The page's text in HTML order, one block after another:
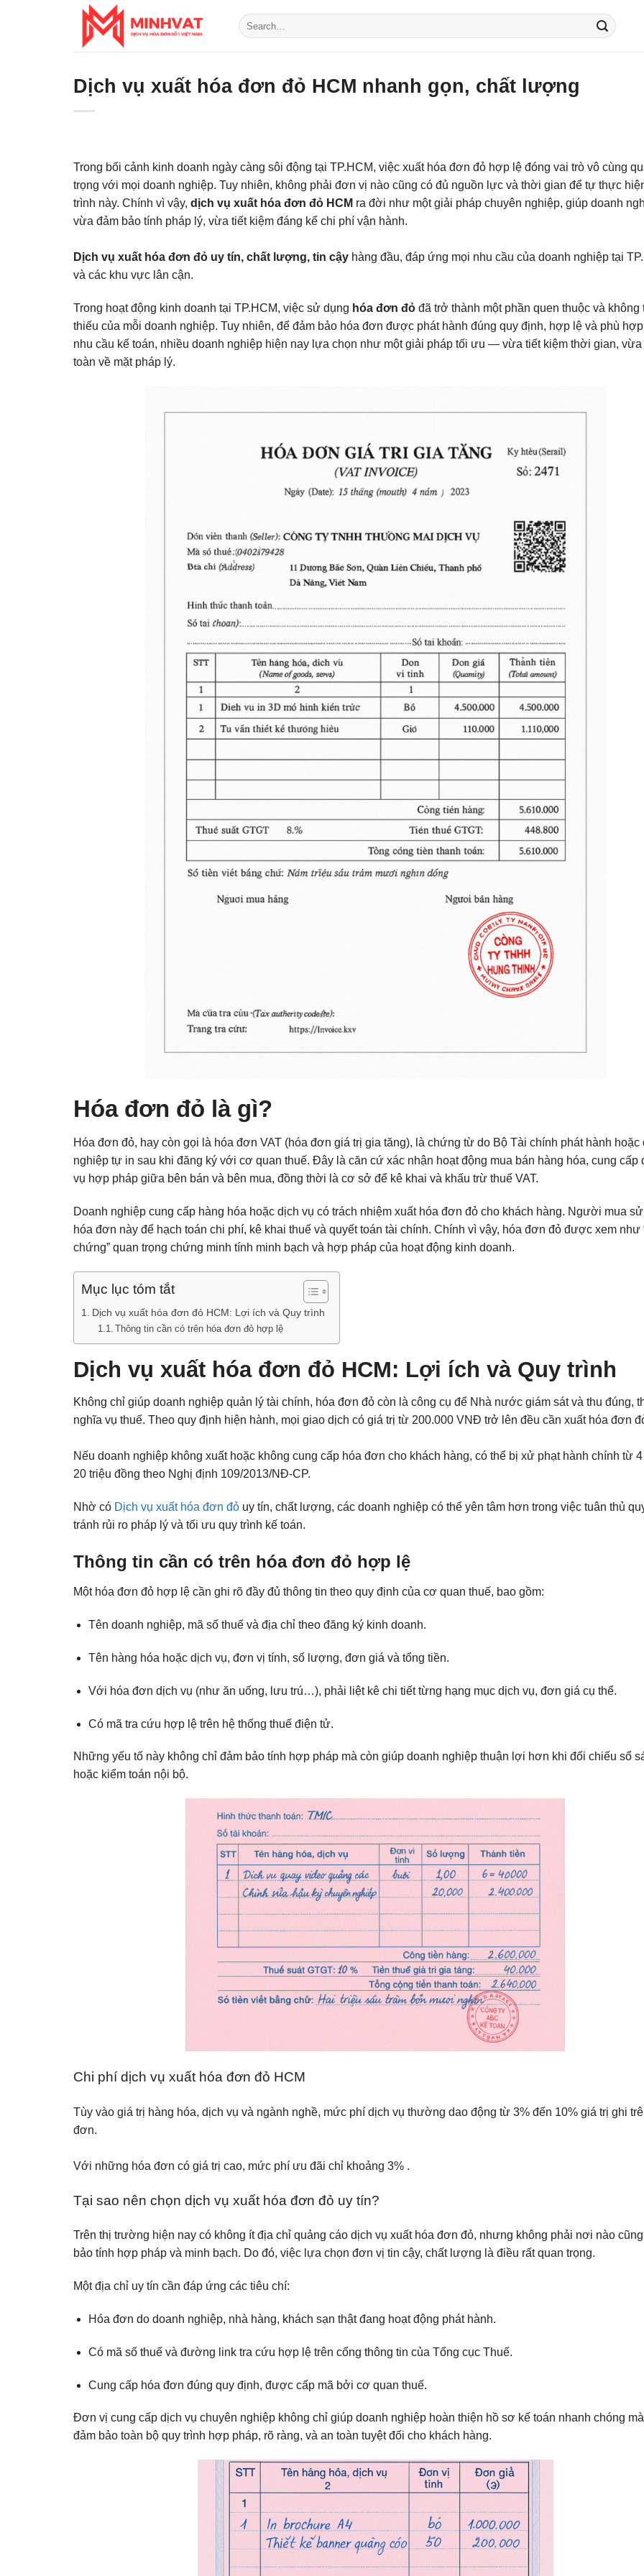
Dịch vụ xuất hóa đơn đỏ HCM nhanh gọn, chất lượng
Trong bối cảnh kinh doanh ngày càng sôi động tại TP.HCM, việc xuất hóa đơn đỏ hợp lệ đóng vai trò vô cùng
trọng với mọi doanh nghiệp. Tuy nhiên, không phải đơn vị nào cũng có đủ nguồn lực và thời gian để tự thực
trình này. Chính vì vậy, dịch vụ xuất hóa đơn đỏ HCM ra đời như một giải pháp chuyên nghiệp, giúp doanh
vừa đảm bảo tính pháp lý, vừa tiết kiệm đáng kể chi phí vận hành.
Dịch vụ xuất hóa đơn đỏ uy tín, chất lượng, tin cậy hàng đầu, đáp ứng mọi nhu cầu của doanh nghiệp tại
và các khu vực lân cận.
Trong hoạt động kinh doanh tại TP.HCM, việc sử dụng hóa đơn đỏ đã trở thành một phần quen thuộc và không
thiếu của mỗi doanh nghiệp. Tuy nhiên, để đảm bảo hóa đơn được phát hành đúng quy định, hợp lệ và phù
nhu cầu kế toán, nhiều doanh nghiệp hiện nay lựa chọn như một giải pháp tối ưu — vừa tiết kiệm thời gian, vừa
toàn về mặt pháp lý.
Hóa đơn đỏ là gì?
Hóa đơn đỏ, hay còn gọi là hóa đơn VAT (hóa đơn giá trị gia tăng), là chứng từ do Bộ Tài chính phát hành hoặc
nghiệp tự in sau khi đăng ký với cơ quan thuế. Đây là căn cứ xác nhận hoạt động mua bán hàng hóa, cung cấp
vụ hợp pháp giữa bên bán và bên mua, đồng thời là cơ sở để kê khai và khấu trừ thuế VAT.
Doanh nghiệp cung cấp hàng hóa hoặc dịch vụ có trách nhiệm xuất hóa đơn đỏ cho khách hàng. Người mua
hóa đơn này để hạch toán chi phí, kê khai thuế và quyết toán tài chính. Chính vì vậy, hóa đơn đỏ được xem như
chứng” quan trọng chứng minh tính minh bạch và hợp pháp của hoạt động kinh doanh.
Mục lục tóm tắt
Dịch vụ xuất hóa đơn đỏ HCM: Lợi ích và Quy trình
Thông tin cần có trên hóa đơn đỏ hợp lệ
Dịch vụ xuất hóa đơn đỏ HCM: Lợi ích và Quy trình
Không chỉ giúp doanh nghiệp quản lý tài chính, hóa đơn đỏ còn là công cụ để Nhà nước giám sát và thu đúng,
nghĩa vụ thuế. Theo quy định hiện hành, mọi giao dịch có giá trị từ 200.000 VNĐ trở lên đều cần xuất hóa đơn
Nếu doanh nghiệp không xuất hoặc không cung cấp hóa đơn cho khách hàng, có thể bị xử phạt hành chính từ
20 triệu đồng theo Nghị định 109/2013/NĐ-CP.
Nhờ có Dịch vụ xuất hóa đơn đỏ uy tín, chất lượng, các doanh nghiệp có thể yên tâm hơn trong việc tuân thủ
tránh rủi ro pháp lý và tối ưu quy trình kế toán.
Thông tin cần có trên hóa đơn đỏ hợp lệ
Một hóa đơn đỏ hợp lệ cần ghi rõ đầy đủ thông tin theo quy định của cơ quan thuế, bao gồm:
Tên doanh nghiệp, mã số thuế và địa chỉ theo đăng ký kinh doanh.
Tên hàng hóa hoặc dịch vụ, đơn vị tính, số lượng, đơn giá và tổng tiền.
Với hóa đơn dịch vụ (như ăn uống, lưu trú…), phải liệt kê chi tiết từng hạng mục dịch vụ, đơn giá cụ thể.
Có mã tra cứu hợp lệ trên hệ thống thuế điện tử.
Những yếu tố này không chỉ đảm bảo tính hợp pháp mà còn giúp doanh nghiệp thuận lợi hơn khi đối chiếu sổ
hoặc kiểm toán nội bộ.
Chi phí dịch vụ xuất hóa đơn đỏ HCM
Tùy vào giá trị hàng hóa, dịch vụ và ngành nghề, mức phí dịch vụ thường dao động từ 3% đến 10% giá trị ghi
đơn.
Với những hóa đơn có giá trị cao, mức phí ưu đãi chỉ khoảng 3% .
Tại sao nên chọn dịch vụ xuất hóa đơn đỏ uy tín?
Trên thị trường hiện nay có không ít địa chỉ quảng cáo dịch vụ xuất hóa đơn đỏ, nhưng không phải nơi nào
bảo tính hợp pháp và minh bạch. Do đó, việc lựa chọn đơn vị tin cậy, chất lượng là điều rất quan trọng.
Một địa chỉ uy tín cần đáp ứng các tiêu chí:
Hóa đơn do doanh nghiệp, nhà hàng, khách sạn thật đang hoạt động phát hành.
Có mã số thuế và đường link tra cứu hợp lệ trên cổng thông tin của Tổng cục Thuế.
Cung cấp hóa đơn đúng quy định, được cấp mã bởi cơ quan thuế.
Đơn vị cung cấp dịch vụ chuyên nghiệp không chỉ giúp doanh nghiệp hoàn thiện hồ sơ kế toán nhanh chóng
đảm bảo toàn bộ quy trình hợp pháp, rõ ràng, và an toàn tuyệt đối cho khách hàng.